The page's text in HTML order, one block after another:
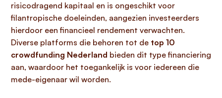
risicodragend kapitaal en is ongeschikt voor
filantropische doeleinden, aangezien investeerders
hierdoor een financieel rendement verwachten.
Diverse platforms die behoren tot de top 10
crowdfunding Nederland bieden dit type financiering
aan, waardoor het toegankelijk is voor iedereen die
mede-eigenaar wil worden.